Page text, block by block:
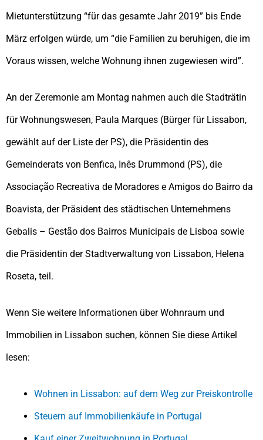
Mietunterstützung “für das gesamte Jahr 2019” bis Ende
März erfolgen würde, um “die Familien zu beruhigen, die im
Voraus wissen, welche Wohnung ihnen zugewiesen wird”.
An der Zeremonie am Montag nahmen auch die Stadträtin
für Wohnungswesen, Paula Marques (Bürger für Lissabon,
gewählt auf der Liste der PS), die Präsidentin des
Gemeinderats von Benfica, Inês Drummond (PS), die
Associação Recreativa de Moradores e Amigos do Bairro da
Boavista, der Präsident des städtischen Unternehmens
Gebalis – Gestão dos Bairros Municipais de Lisboa sowie
die Präsidentin der Stadtverwaltung von Lissabon, Helena
Roseta, teil.
Wenn Sie weitere Informationen über Wohnraum und
Immobilien in Lissabon suchen, können Sie diese Artikel
lesen:
Wohnen in Lissabon: auf dem Weg zur Preiskontrolle
Steuern auf Immobilienkäufe in Portugal